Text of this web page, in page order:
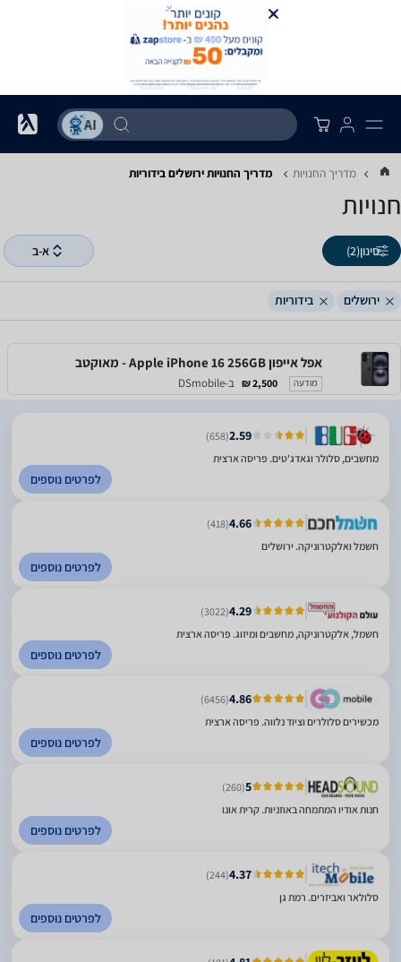
מדריך החנויות מדריך החנויות ‏ירושלים ‏בידוריות
חנויות
סינון(2) א-ב
ירושלים בידוריות
אפל אייפון Apple iPhone 16 256GB - מאוקטב
מודעה 2,500 ₪ ב-DSmobile
2.59
(658)
מחשבים, סלולר וגאדג'טים. פריסה ארצית
לפרטים נוספים
4.66
(418)
חשמל ואלקטרוניקה. ירושלים
לפרטים נוספים
4.29
(3022)
חשמל, אלקטרוניקה, מחשבים ומיזוג. פריסה ארצית
לפרטים נוספים
4.86
(6456)
מכשירים סלולרים וציוד נלווה. פריסה ארצית
לפרטים נוספים
5
(260)
חנות אודיו המתמחה באוזניות. קרית אונו
לפרטים נוספים
4.37
(244)
סלולאר ואביזרים. רמת גן
לפרטים נוספים